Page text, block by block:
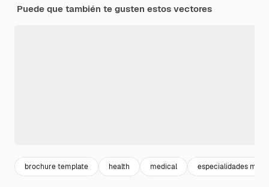
Puede que también te gusten estos vectores
brochure template health medical especialidades